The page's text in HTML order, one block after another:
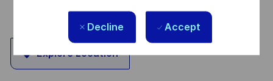
Decline Accept
Explore Location